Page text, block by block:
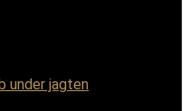
under jagten